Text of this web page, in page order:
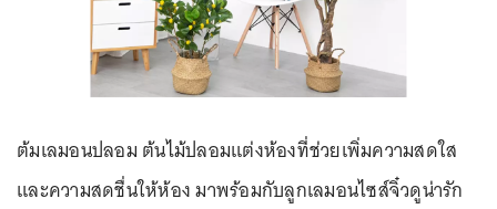
ต้มเลมอนปลอม ต้นไม้ปลอมแต่งห้องที่ช่วยเพิ่มความสดใส
และความสดชื่นให้ห้อง มาพร้อมกับลูกเลมอนไซส์จิ๋วดูน่ารัก